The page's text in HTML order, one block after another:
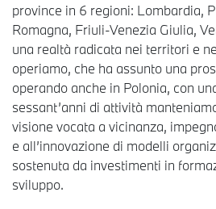
province in 6 regioni: Lombardia,
Romagna, Friuli-Venezia Giulia,
una realtà radicata nei territori e
operiamo, che ha assunto una
operando anche in Polonia, con
sessant’anni di attività
visione vocata a vicinanza,
e all’innovazione di modelli
sostenuta da investimenti in
sviluppo.